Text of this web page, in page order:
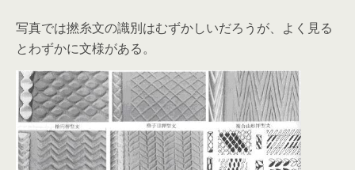
写真では撚糸文の識別はむずかしいだろうが、よく見る
とわずかに文様がある。